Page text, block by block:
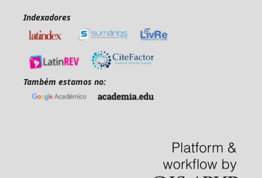
Indexadores
Também estamos no: